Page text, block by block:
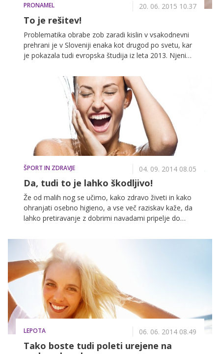
PRONAMEL 20. 06. 2015 10.37
To je rešitev!
Problematika obrabe zob zaradi kislin v vsakodnevni
prehrani je v Sloveniji enaka kot drugod po svetu, kar
je pokazala tudi evropska študija iz leta 2013. Njeni
kaže znake obrabe zob zaradi kislin v vsakodnevni
prehrani, kot so oslabljenja sklenina, vidno tanjši
zobje, prosojnost, porumenelost, izguba leska in
potemnitev zob. Zaskrbljujoči pa so tudi rezultati naše
raziskave, ki so pomemeben znak, da je pri
preprečevanju kislinske erozije, najbolj pomembna
vsakodnevna zaščita!
ŠPORT IN ZDRAVJE 04. 09. 2014 08.05
Da, tudi to je lahko škodljivo!
Že od malih nog se učimo, kako zdravo živeti in kako
ohranjati osebno higieno, a vse več raziskav kaže, da
lahko pretiravanje z dobrimi navadami pripelje do
LEPOTA 06. 06. 2014 08.49
Tako boste tudi poleti urejene na